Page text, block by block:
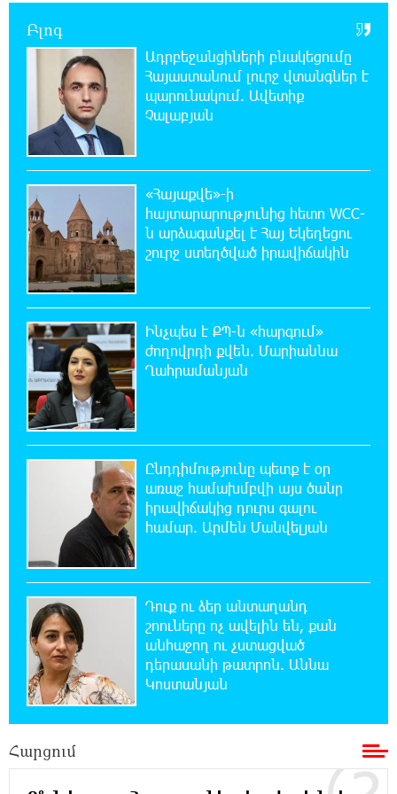
12:05:38 8-08-2026
Սլովակիայի նախկին ղեկավարները
պահանջում են, որ Նիկոլ Փաշինյանը
դադարեցնի Հայ Առաքելական Եկեղեցու նկատմամբ
քաղաքական հետապնդումները և ճնշումները
11:47:14 8-08-2026
Բանկային գաղտնիքի ապօրինի արտահոսք,
մերժված վարույթներ և լռող բանկեր.
ահազանգում է գործարարը
11:26:57 8-08-2026
Ավետիք Չալաբյանն օրինակելի հայ է և չի
վախենում իշխանությունների
ապօրինություններից. Լարիսա Ալավերդյան
10:11:47 8-08-2026
Մեր ուժը մեր աշխատակիցներն են. ԶՊՄԿ
10:02:07 8-08-2026
«Պատմական հիշողությունը չի կարելի
քաղաքականություն դարձնել». Կարպիս
Փաշոյան
Երևանի և մարզերի տասնյակ հասցեներում
օգոստոսի 10-ին, 11-ին, 12-ին և 13-ին գազ
չի լինելու
0:35:27 8-08-2026
Հայ ուշուիստները 37 մեդալ են նվաճել
ԱՄՆ Սենատը մեծամասնությամբ ընդունել է
Բլոգ
Ադրբեջանցիների բնակեցումը
Հայաստանում լուրջ վտանգներ է
պարունակում. Ավետիք
Չալաբյան
«Հայաքվե»-ի
հայտարարությունից հետո WCC-
ն արձագանքել է Հայ Եկեղեցու
շուրջ ստեղծված իրավիճակին
Ինչպես է ՔՊ-ն «հարգում»
ժողովրդի քվեն. Մարիաննա
Ղահրամանյան
Ընդդիմությունը պետք է օր
առաջ համախմբվի այս ծանր
իրավիճակից դուրս գալու
համար. Արմեն Մանվելյան
Դուք ու ձեր անտաղանդ
շոուները ոչ ավելին են, քան
անհաջող ու չստացված
դերասանի թատրոն. Աննա
Կոստանյան
Հարցում